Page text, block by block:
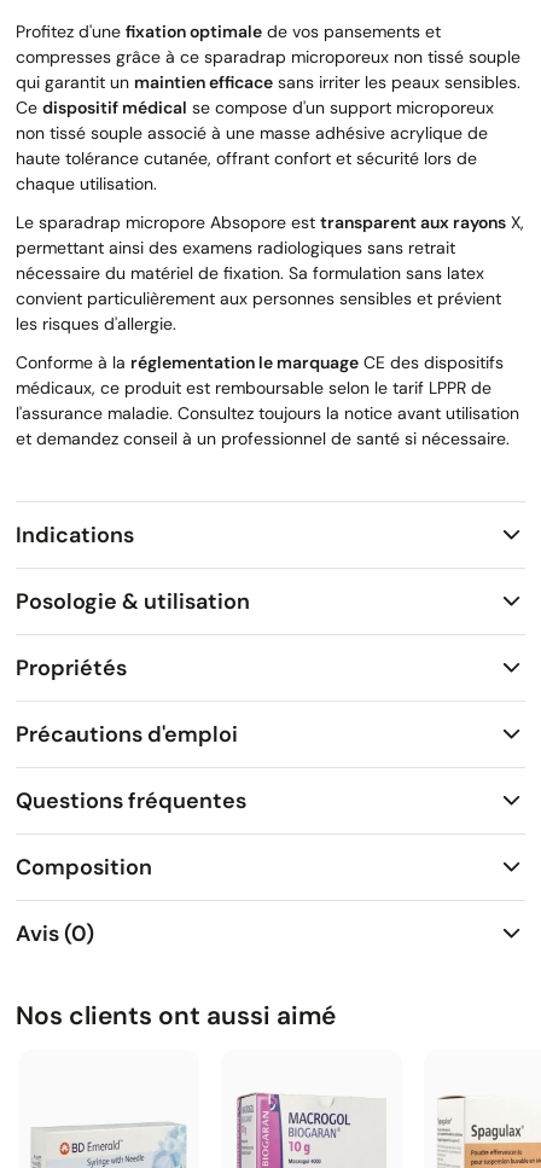
Profitez d'une fixation optimale de vos pansements et
compresses grâce à ce sparadrap microporeux non tissé souple
qui garantit un maintien efficace sans irriter les peaux sensibles.
Ce dispositif médical se compose d'un support microporeux
non tissé souple associé à une masse adhésive acrylique de
haute tolérance cutanée, offrant confort et sécurité lors de
chaque utilisation.
Le sparadrap micropore Absopore est transparent aux rayons X,
permettant ainsi des examens radiologiques sans retrait
nécessaire du matériel de fixation. Sa formulation sans latex
convient particulièrement aux personnes sensibles et prévient
les risques d'allergie.
Conforme à la réglementation le marquage CE des dispositifs
médicaux, ce produit est remboursable selon le tarif LPPR de
l'assurance maladie. Consultez toujours la notice avant utilisation
et demandez conseil à un professionnel de santé si nécessaire.
Indications
Posologie & utilisation
Propriétés
Précautions d'emploi
Questions fréquentes
Composition
Avis (0)
Nos clients ont aussi aimé